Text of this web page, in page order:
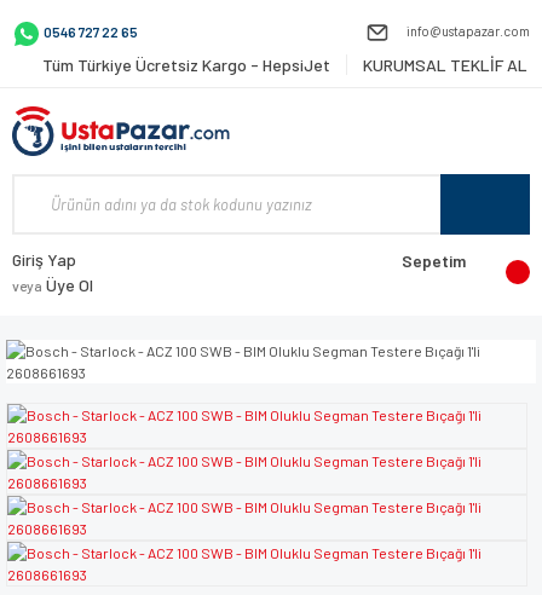
0546 727 22 65 info@ustapazar.com
Tüm Türkiye Ücretsiz Kargo - HepsiJet KURUMSAL TEKLİF AL
Giriş Yap
veya Üye Ol
Sepetim